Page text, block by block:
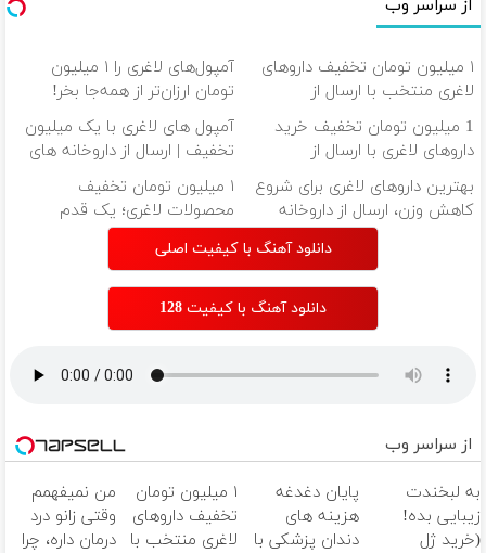
از سراسر وب
۱ میلیون تومان تخفیف داروهای
لاغری منتخب با ارسال از
داروخانه نزدیکت
آمپول‌های لاغری را ۱ میلیون
تومان ارزان‌تر از همه‌جا بخر!
1 میلیون تومان تخفیف خرید
داروهای لاغری با ارسال از
داروخانه و پک یخ!
آمپول های لاغری با یک میلیون
تخفیف | ارسال از داروخانه های
معتبر
بهترین داروهای لاغری برای شروع
کاهش وزن، ارسال از داروخانه
۱ میلیون تومان تخفیف
محصولات لاغری؛ یک قدم
نزدیک‌تر به شروع کاهش وزن
دانلود آهنگ با کیفیت اصلی
دانلود آهنگ با کیفیت 128
از سراسر وب
به لبخندت
زیبایی بده!
(خرید ژل
پایان دغدغه
هزینه های
دندان پزشکی با
۱ میلیون تومان
تخفیف داروهای
لاغری منتخب با
من نمیفهمم
وقتی زانو درد
درمان داره، چرا